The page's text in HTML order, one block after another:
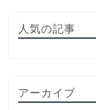
人気の記事
アーカイブ